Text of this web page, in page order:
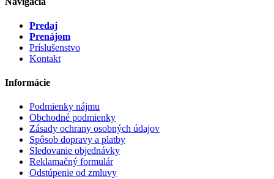
Predaj
Prenájom
Príslušenstvo
Kontakt
Informácie
Podmienky nájmu
Obchodné podmienky
Zásady ochrany osobných údajov
Spôsob dopravy a platby
Sledovanie objednávky
Reklamačný formulár
Odstúpenie od zmluvy